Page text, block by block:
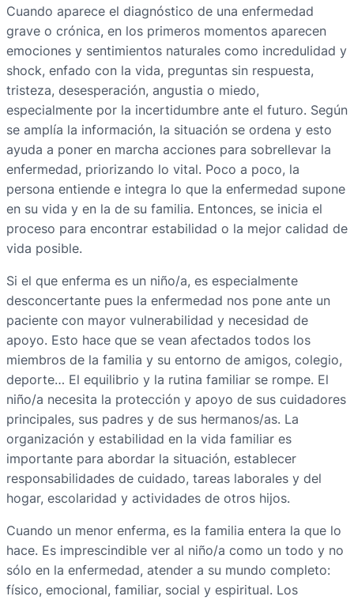
Cuando aparece el diagnóstico de una enfermedad
grave o crónica, en los primeros momentos aparecen
emociones y sentimientos naturales como incredulidad y
shock, enfado con la vida, preguntas sin respuesta,
tristeza, desesperación, angustia o miedo,
especialmente por la incertidumbre ante el futuro. Según
se amplía la información, la situación se ordena y esto
ayuda a poner en marcha acciones para sobrellevar la
enfermedad, priorizando lo vital. Poco a poco, la
persona entiende e integra lo que la enfermedad supone
en su vida y en la de su familia. Entonces, se inicia el
proceso para encontrar estabilidad o la mejor calidad de
vida posible.
Si el que enferma es un niño/a, es especialmente
desconcertante pues la enfermedad nos pone ante un
paciente con mayor vulnerabilidad y necesidad de
apoyo. Esto hace que se vean afectados todos los
miembros de la familia y su entorno de amigos, colegio,
deporte… El equilibrio y la rutina familiar se rompe. El
niño/a necesita la protección y apoyo de sus cuidadores
principales, sus padres y de sus hermanos/as. La
organización y estabilidad en la vida familiar es
importante para abordar la situación, establecer
responsabilidades de cuidado, tareas laborales y del
hogar, escolaridad y actividades de otros hijos.
Cuando un menor enferma, es la familia entera la que lo
hace. Es imprescindible ver al niño/a como un todo y no
sólo en la enfermedad, atender a su mundo completo:
físico, emocional, familiar, social y espiritual. Los